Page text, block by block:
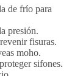
de frío para
presión.
fisuras.
moho.
sifones.